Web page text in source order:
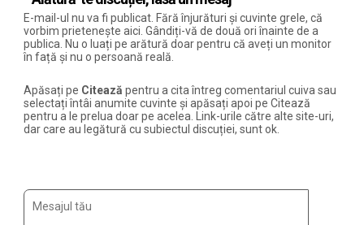
E-mail-ul nu va fi publicat. Fără înjurături și cuvinte grele, că
vorbim prietenește aici. Gândiți-vă de două ori înainte de a
publica. Nu o luați pe arătură doar pentru că aveți un monitor
în față și nu o persoană reală.
Apăsați pe Citează pentru a cita întreg comentariul cuiva sau
selectați întâi anumite cuvinte și apăsați apoi pe Citează
pentru a le prelua doar pe acelea. Link-urile către alte site-uri,
dar care au legătură cu subiectul discuției, sunt ok.